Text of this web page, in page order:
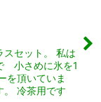
スセット。 私は
小さめに氷を1
を頂いていま
。 冷茶用です